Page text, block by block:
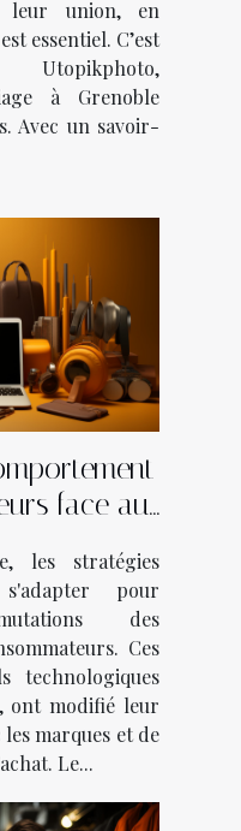
union, en
essentiel. C’est
à Grenoble
Avec un savoir-
face au
les stratégies
pour
des
Ces
technologiques
ont modifié leur
marques et de
Le...